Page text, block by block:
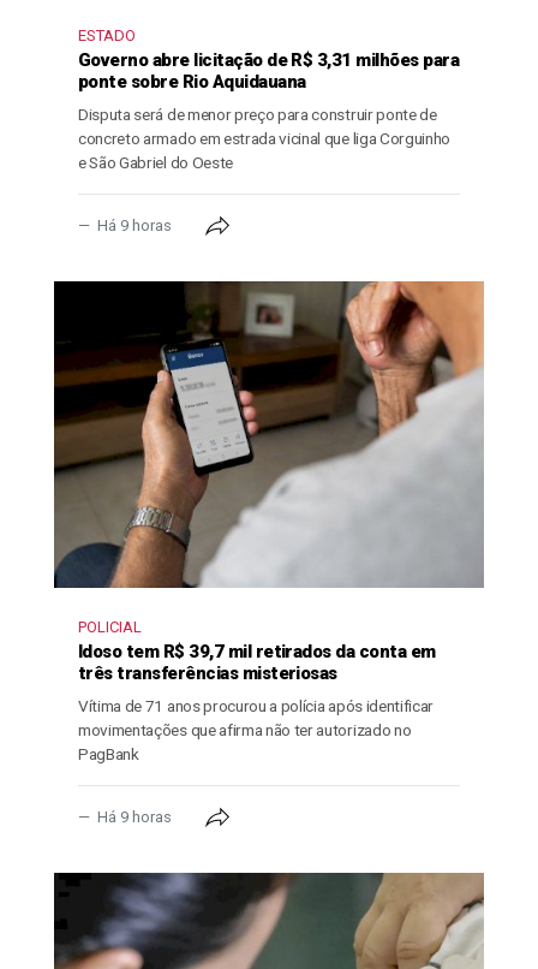
ESTADO
Governo abre licitação de R$ 3,31 milhões para
ponte sobre Rio Aquidauana
Disputa será de menor preço para construir ponte de
concreto armado em estrada vicinal que liga Corguinho
e São Gabriel do Oeste
Há 9 horas
POLICIAL
Idoso tem R$ 39,7 mil retirados da conta em
três transferências misteriosas
Vítima de 71 anos procurou a polícia após identificar
movimentações que afirma não ter autorizado no
PagBank
Há 9 horas